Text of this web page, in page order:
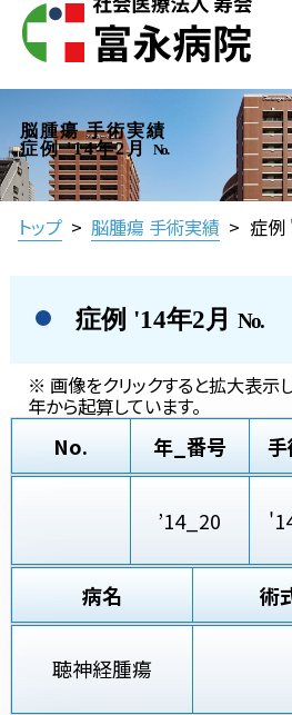
脳腫瘍 手術実績
症例 '14年2月
No.
トップ > 脳腫瘍 手術実績 > 症例
症例 '14年2月 No.
※ 画像をクリックすると拡大表示
年から起算しています。
No. 年_番号
’14_20
病名 術
聴神経腫瘍